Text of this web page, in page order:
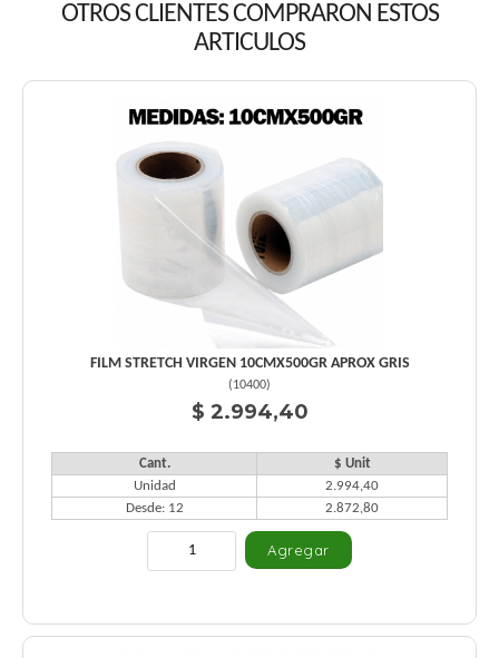
OTROS CLIENTES COMPRARON ESTOS
ARTICULOS
FILM STRETCH VIRGEN 10CMX500GR APROX GRIS
(10400)
$ 2.994,40
Cant.
$ Unit
Unidad
2.994,40
Desde: 12
2.872,80